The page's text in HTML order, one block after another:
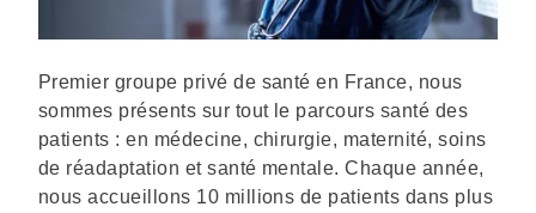
Description
Premier groupe privé de santé en France, nous
sommes présents sur tout le parcours santé des
patients : en médecine, chirurgie, maternité, soins
de réadaptation et santé mentale. Chaque année,
nous accueillons 10 millions de patients dans plus